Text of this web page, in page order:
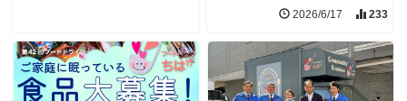
2026/6/17 233